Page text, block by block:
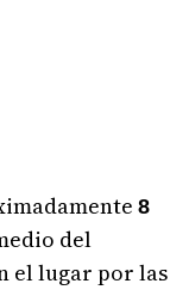
8
del
el lugar por las